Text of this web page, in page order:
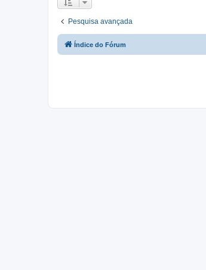
Pesquisa avançada
Índice do Fórum